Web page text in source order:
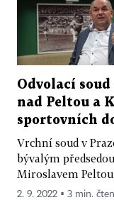
Odvolací
nad Peltou a
sportovních
Vrchní soud v
bývalým
Miroslavem
2. 9. 2022 ▪ 3 min.